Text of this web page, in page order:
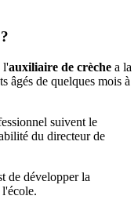
l'auxiliaire de crèche a la
âgés de quelques mois à
suivent le
du directeur de
de développer la